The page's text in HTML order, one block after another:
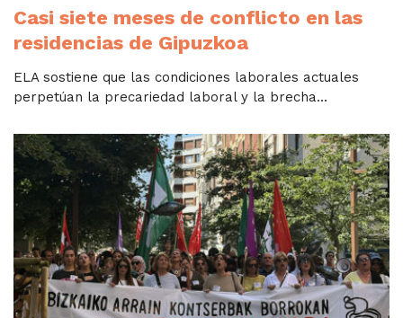
Casi siete meses de conflicto en las
residencias de Gipuzkoa
ELA sostiene que las condiciones laborales actuales
perpetúan la precariedad laboral y la brecha...